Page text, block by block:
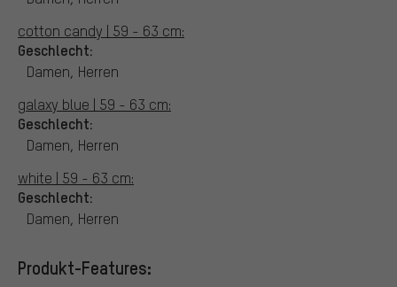
cotton candy | 59 - 63 cm:
Geschlecht:
Damen, Herren
galaxy blue | 59 - 63 cm:
Geschlecht:
Damen, Herren
white | 59 - 63 cm:
Geschlecht:
Damen, Herren
Produkt-Features: